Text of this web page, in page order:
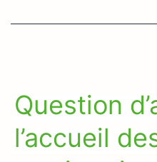
Question
l’accueil